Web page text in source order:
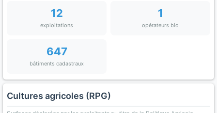
12
exploitations
1
opérateurs bio
647
bâtiments cadastraux
Cultures agricoles (RPG)